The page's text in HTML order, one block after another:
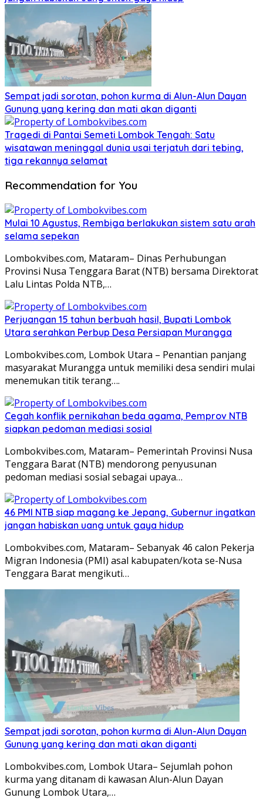
Sempat jadi sorotan, pohon kurma di Alun-Alun Dayan
Gunung yang kering dan mati akan diganti
Tragedi di Pantai Semeti Lombok Tengah: Satu
wisatawan meninggal dunia usai terjatuh dari tebing,
tiga rekannya selamat
Recommendation for You
Mulai 10 Agustus, Rembiga berlakukan sistem satu arah
selama sepekan
Lombokvibes.com, Mataram– Dinas Perhubungan
Provinsi Nusa Tenggara Barat (NTB) bersama Direktorat
Lalu Lintas Polda NTB,…
Perjuangan 15 tahun berbuah hasil, Bupati Lombok
Utara serahkan Perbup Desa Persiapan Murangga
Lombokvibes.com, Lombok Utara – Penantian panjang
masyarakat Murangga untuk memiliki desa sendiri mulai
menemukan titik terang….
Cegah konflik pernikahan beda agama, Pemprov NTB
siapkan pedoman mediasi sosial
Lombokvibes.com, Mataram– Pemerintah Provinsi Nusa
Tenggara Barat (NTB) mendorong penyusunan
pedoman mediasi sosial sebagai upaya…
46 PMI NTB siap magang ke Jepang, Gubernur ingatkan
jangan habiskan uang untuk gaya hidup
Lombokvibes.com, Mataram– Sebanyak 46 calon Pekerja
Migran Indonesia (PMI) asal kabupaten/kota se-Nusa
Tenggara Barat mengikuti…
Sempat jadi sorotan, pohon kurma di Alun-Alun Dayan
Gunung yang kering dan mati akan diganti
Lombokvibes.com, Lombok Utara– Sejumlah pohon
kurma yang ditanam di kawasan Alun-Alun Dayan
Gunung Lombok Utara,…